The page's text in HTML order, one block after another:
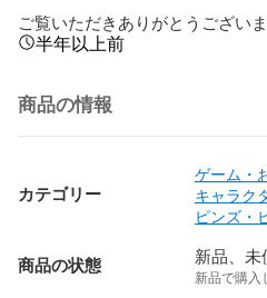
ご覧いただきありがとうございま
半年以上前
商品の情報
カテゴリー
ゲーム・
キャラク
ピンズ・
商品の状態 新品、未
新品で購入